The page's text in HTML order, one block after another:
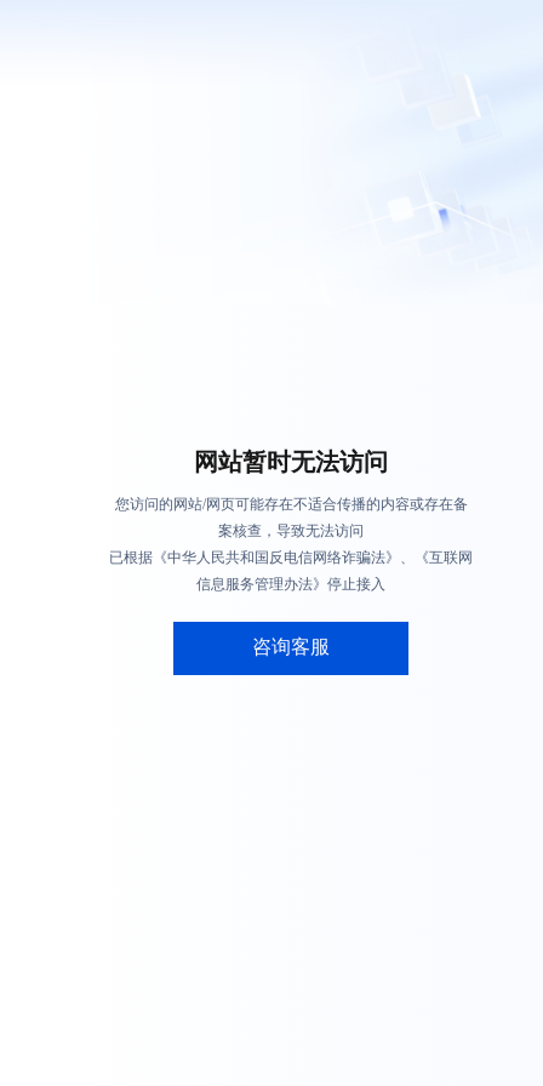
网站暂时无法访问
您访问的网站/网页可能存在不适合传播的内容或存在备
案核查，导致无法访问
已根据《中华人民共和国反电信网络诈骗法》、《互联网
信息服务管理办法》停止接入
咨询客服